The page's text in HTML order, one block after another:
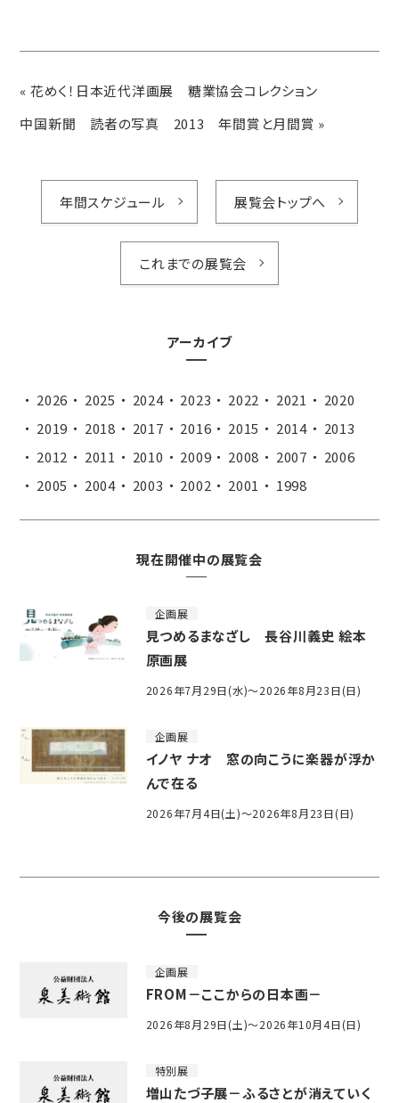
« 花めく！日本近代洋画展 糖業協会コレクション
中国新聞 読者の写真 2013 年間賞と月間賞 »
年間スケジュール 展覧会トップへ
これまでの展覧会
アーカイブ
2026 2025 2024 2023 2022 2021
2020
2019
2018 2017 2016 2015 2014
2013
2012
2011 2010 2009 2008 2007
2006
2005
2004 2003 2002 2001 1998
現在開催中の展覧会
企画展
見つめるまなざし 長谷川義史 絵本
原画展
2026年7月29日(水)～2026年8月23日(日)
企画展
イノヤ ナオ 窓の向こうに楽器が浮か
んで在る
2026年7月4日(土)～2026年8月23日(日)
今後の展覧会
企画展
FROM－ここからの日本画－
2026年8月29日(土)～2026年10月4日(日)
特別展
増山たづ子展－ふるさとが消えていく